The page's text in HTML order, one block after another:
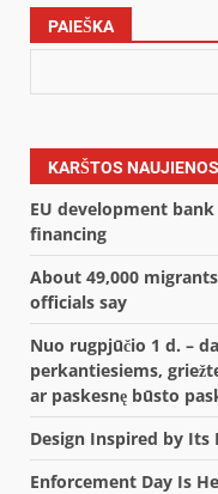
PAIEŠKA
KARŠTOS NAUJIENOS
EU development
financing
About 49,000
officials say
Nuo rugpjūčio 1 d. –
perkantiesiems,
ar paskesnę būsto
Design Inspired by Its
Enforcement Day Is